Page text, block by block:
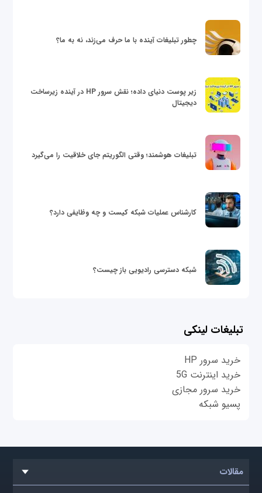
چطور تبلیغات آینده با ما حرف می‌زند، نه به ما؟
زیر پوست دنیای داده؛ نقش سرور HP در آینده زیرساخت
دیجیتال
تبلیغات هوشمند؛ وقتی الگوریتم جای خلاقیت را می‌گیرد
کارشناس عملیات شبکه کیست و چه وظایفی دارد؟
شبکه دسترسی رادیویی باز چیست؟
تبلیغات لینکی
خرید سرور HP
خرید اینترنت 5G
خرید سرور مجازی
پسیو شبکه
مقالات